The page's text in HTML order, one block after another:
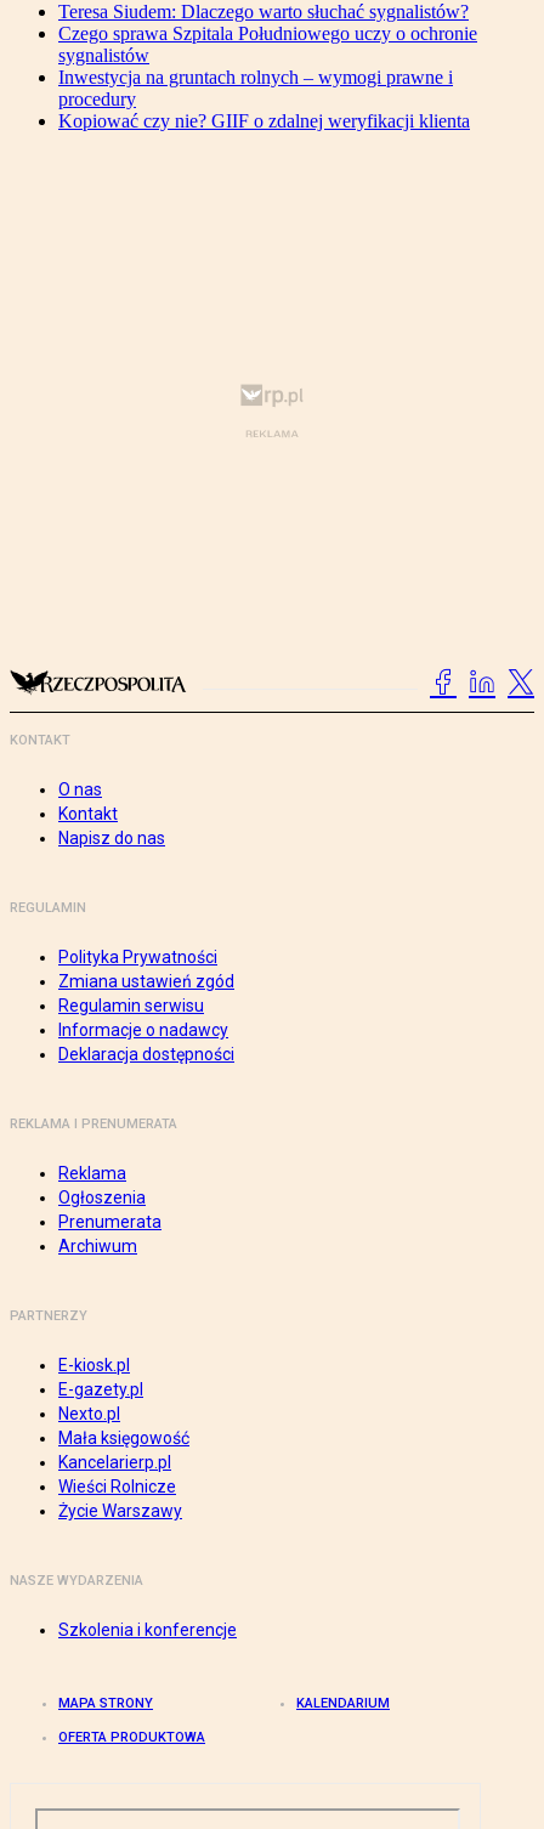
Teresa Siudem: Dlaczego warto słuchać sygnalistów?
Czego sprawa Szpitala Południowego uczy o ochronie
sygnalistów
Inwestycja na gruntach rolnych – wymogi prawne i
procedury
Kopiować czy nie? GIIF o zdalnej weryfikacji klienta
KONTAKT
O nas
Kontakt
Napisz do nas
REGULAMIN
Polityka Prywatności
Zmiana ustawień zgód
Regulamin serwisu
Informacje o nadawcy
Deklaracja dostępności
REKLAMA I PRENUMERATA
Reklama
Ogłoszenia
Prenumerata
Archiwum
PARTNERZY
E-kiosk.pl
E-gazety.pl
Nexto.pl
Mała księgowość
Kancelarierp.pl
Wieści Rolnicze
Życie Warszawy
NASZE WYDARZENIA
Szkolenia i konferencje
MAPA STRONY KALENDARIUM
OFERTA PRODUKTOWA